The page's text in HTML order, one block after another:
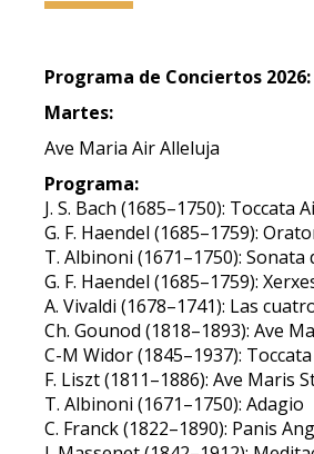
Programa de Conciertos 2026:
Martes:
Ave Maria Air Alleluja
Programa:
J. S. Bach (1685–1750): Toccata
G. F. Haendel (1685–1759):
T. Albinoni (1671–1750): Sonata
G. F. Haendel (1685–1759):
A. Vivaldi (1678–1741): Las
Ch. Gounod (1818–1893): Ave
C-M Widor (1845–1937):
F. Liszt (1811–1886): Ave Maris
T. Albinoni (1671–1750): Adagio
C. Franck (1822–1890): Panis